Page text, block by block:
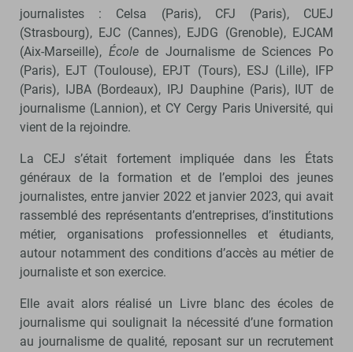
journalistes : Celsa (Paris), CFJ (Paris), CUEJ
(Strasbourg), EJC (Cannes), EJDG (Grenoble), EJCAM
(Aix-Marseille), Écolede Journalisme de Sciences Po
(Paris), EJT (Toulouse), EPJT (Tours), ESJ (Lille), IFP
(Paris), IJBA (Bordeaux), IPJ Dauphine (Paris), IUT de
journalisme (Lannion), et CY Cergy Paris Université, qui
vient de la rejoindre.
La CEJ s’était fortement impliquée dans les États
généraux de la formation et de l’emploi des jeunes
journalistes, entre janvier 2022 et janvier 2023, qui avait
rassemblé des représentants d’entreprises, d’institutions
métier, organisations professionnelles et étudiants,
autour notamment des conditions d’accès au métier de
journaliste et son exercice.
Elle avait alors réalisé un Livre blanc des écoles de
journalisme qui soulignait la nécessité d’une formation
au journalisme de qualité, reposant sur un recrutement